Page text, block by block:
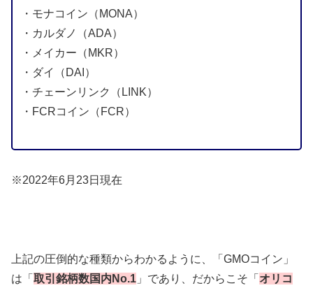
・モナコイン（MONA）
・カルダノ（ADA）
・メイカー（MKR）
・ダイ（DAI）
・チェーンリンク（LINK）
・FCRコイン（FCR）
※2022年6月23日現在
上記の圧倒的な種類からわかるように、「GMOコイン」
は「 取引銘柄数国内No.1 」であり、だからこそ「 オリコ